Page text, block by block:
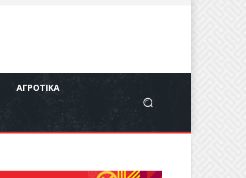
ΑΓΡΟΤΙΚΆ